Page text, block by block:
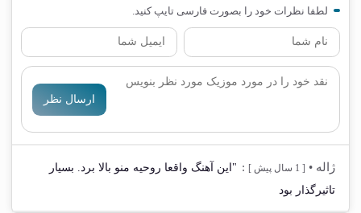
لطفا نظرات خود را بصورت فارسی تایپ کنید.
ارسال نظر
ژاله • [ 1 سال پیش ] : "این آهنگ واقعا روحیه منو بالا برد. بسیار
تاثیرگذار بود